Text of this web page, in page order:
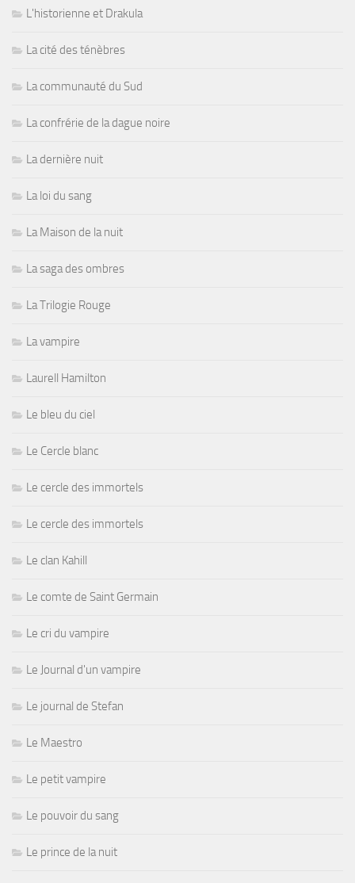
L'historienne et Drakula
La cité des ténèbres
La communauté du Sud
La confrérie de la dague noire
La dernière nuit
La loi du sang
La Maison de la nuit
La saga des ombres
La Trilogie Rouge
La vampire
Laurell Hamilton
Le bleu du ciel
Le Cercle blanc
Le cercle des immortels
Le cercle des immortels
Le clan Kahill
Le comte de Saint Germain
Le cri du vampire
Le Journal d'un vampire
Le journal de Stefan
Le Maestro
Le petit vampire
Le pouvoir du sang
Le prince de la nuit